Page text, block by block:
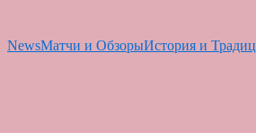
NewsМатчи и ОбзорыИстория и